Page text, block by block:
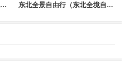
东北寒假旅游攻略（东北暑假去哪玩好） 东北全景自由行（东北全境自驾游地图）